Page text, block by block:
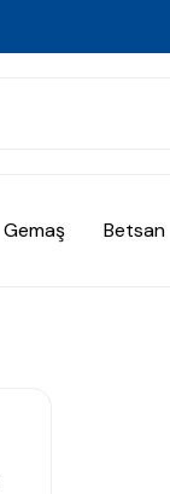
Gemaş Betsan